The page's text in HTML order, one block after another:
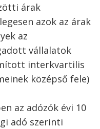
árak
azok az árak
az
vállalatok
interkvartilis
középső fele)
az adózók évi 10
adó szerinti